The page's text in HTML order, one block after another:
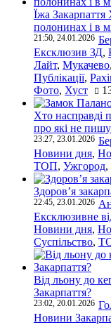
Їжа
полонинах і в
21:50, 24.01.2026
Ексклюзив ЗД,
Лайт, Мукачево,
Публікації,
Фото, Хуст
Хто насправді
про які не
23:27, 23.01.2026
Новини дня,
ТОП, Ужгород,
Здоров’я
22:45, 23.01.2026
Ексклюзивне
Новини дня,
Суспільство,
Від льону до
Закарпаття?
23:02, 20.01.2026
Новини